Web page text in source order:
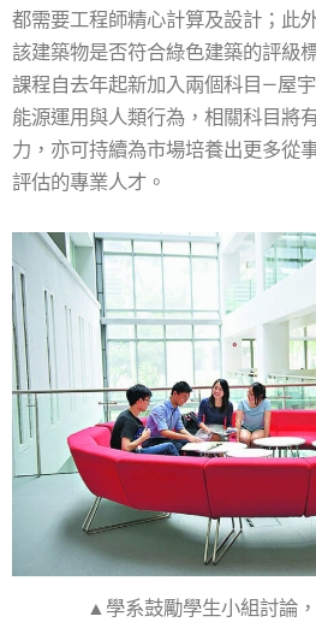
都需要工程師精心計算及設計；此
該建築物是否符合綠色建築的評級
課程自去年起新加入兩個科目—屋
能源運用與人類行為，相關科目將
力，亦可持續為市場培養出更多從
評估的專業人才。
▲學系鼓勵學生小組討論